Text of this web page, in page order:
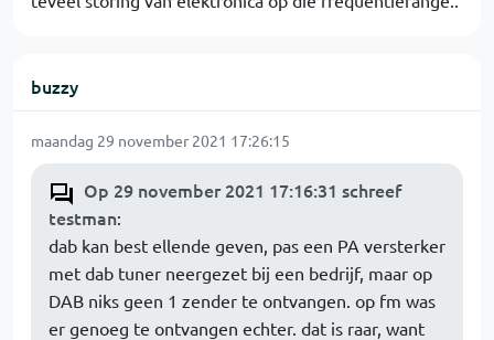
buzzy
maandag 29 november 2021 17:26:15
Op 29 november 2021 17:16:31 schreef
testman:
dab kan best ellende geven, pas een PA versterker
met dab tuner neergezet bij een bedrijf, maar op
DAB niks geen 1 zender te ontvangen. op fm was
er genoeg te ontvangen echter. dat is raar, want